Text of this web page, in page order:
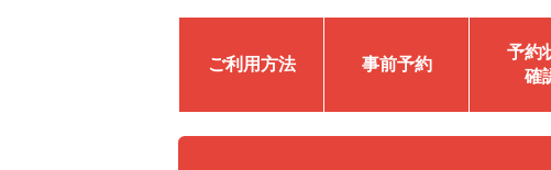
ご利用方法 事前予約
予約
確